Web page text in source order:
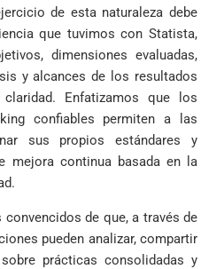
de esta naturaleza debe
que tuvimos con Statista,
dimensiones evaluadas,
y alcances de los resultados
Enfatizamos que los
confiables permiten a las
sus propios estándares y
mejora continua basada en la
de que, a través de
pueden analizar, compartir
prácticas consolidadas y